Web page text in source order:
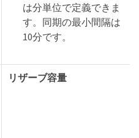
は分単位で定義できま
す。同期の最小間隔は
10分です。
リザーブ容量